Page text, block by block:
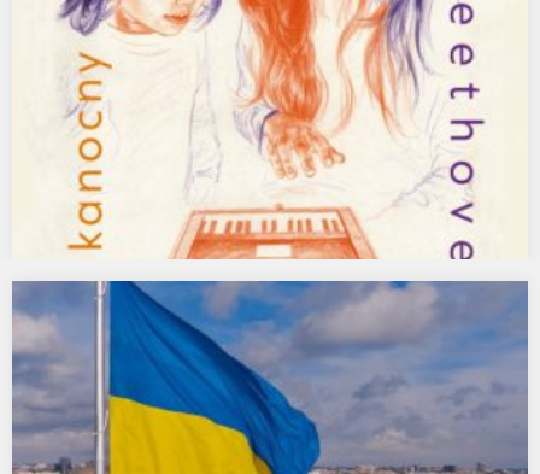
Plakat do 26. Wielkanocnego Festiwalu Ludwiga van
Beethovena
Przedstawiamy plakat 26. Wielkanocnego Festiwalu Ludwiga van
Beethovena. Autorką plakatu jest Agata Kus. Kilka informacji o…